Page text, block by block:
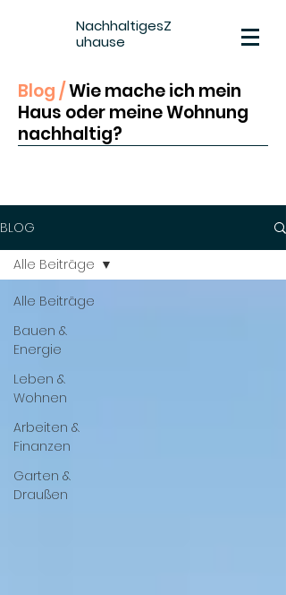
NachhaltigesZ
uhause
Blog /Wie mache ich mein
Haus oder meine Wohnung
nachhaltig?
BLOG
Alle Beiträge
Bauen &
Energie
Leben &
Wohnen
Arbeiten &
Finanzen
Garten &
Draußen
Alle Beiträge